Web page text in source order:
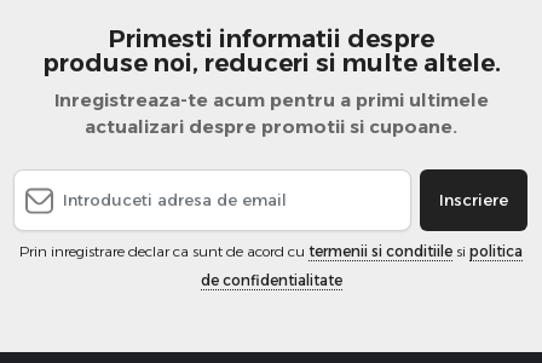
Primesti informatii despre
produse noi, reduceri si multe altele.
Inregistreaza-te acum pentru a primi ultimele
actualizari despre promotii si cupoane.
Inscriere
Prin inregistrare declar ca sunt de acord cu termenii si conditiile si politica
de confidentialitate